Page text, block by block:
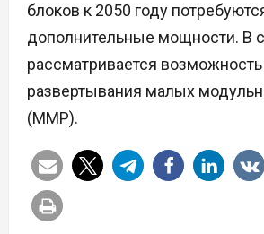
блоков к 2050 году
дополнительные мощности. В
рассматривается возможность
развертывания малых
(ММР).